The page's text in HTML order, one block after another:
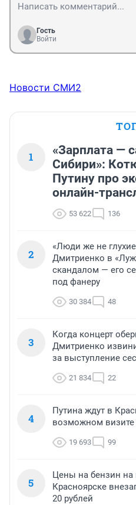
Гость
Войти
Новости СМИ2
1
«Зарплата —
Сибири»:
Путину про
онлайн-
53 622 136
2
«Люди же не
Дмитриенко в
скандалом — его
под фанеру
30 384 48
3
Когда концерт
Дмитриенко
за выступление
21 834 22
4
Путина ждут в
возможном визите
19 693 99
5
Цены на бензин на
Красноярске
20 рублей